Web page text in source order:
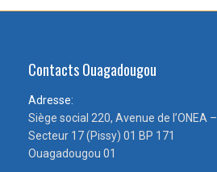
Contacts Ouagadougou
Adresse:
Siège social 220, Avenue de l’ONEA –
Secteur 17 (Pissy) 01 BP 171
Ouagadougou 01